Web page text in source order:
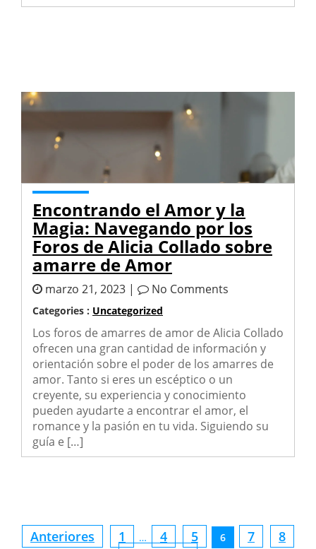
Encontrando el Amor y la
Magia: Navegando por los
Foros de Alicia Collado sobre
amarre de Amor
marzo 21, 2023 | No Comments
Categories : Uncategorized
Los foros de amarres de amor de Alicia Collado
ofrecen una gran cantidad de información y
orientación sobre el poder de los amarres de
amor. Tanto si eres un escéptico o un
creyente, su experiencia y conocimiento
pueden ayudarte a encontrar el amor, el
romance y la pasión en tu vida. Siguiendo su
guía e […]
Paginación
Anteriores 1 … 4 5 6 7
8